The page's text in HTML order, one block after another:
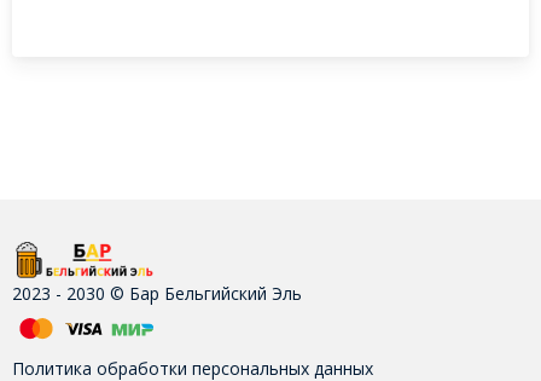
2023 - 2030 © Бар Бельгийский Эль
Политика обработки персональных данных